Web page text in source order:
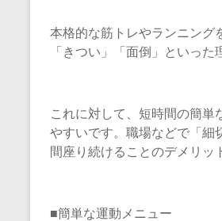
本格的な筋トレやランニング
「きつい」「面倒」といっ
これに対して、短時間の簡単
やすいです。職場などで「細
間座り続けることのデメリッ
■簡単な運動メニュー